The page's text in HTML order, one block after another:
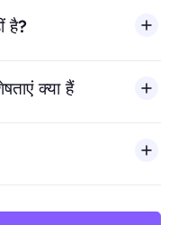
है?
क्रेडेंशियल दुरुपयोग,
क्या हैं